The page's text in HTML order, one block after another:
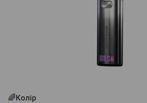
🌈Колір